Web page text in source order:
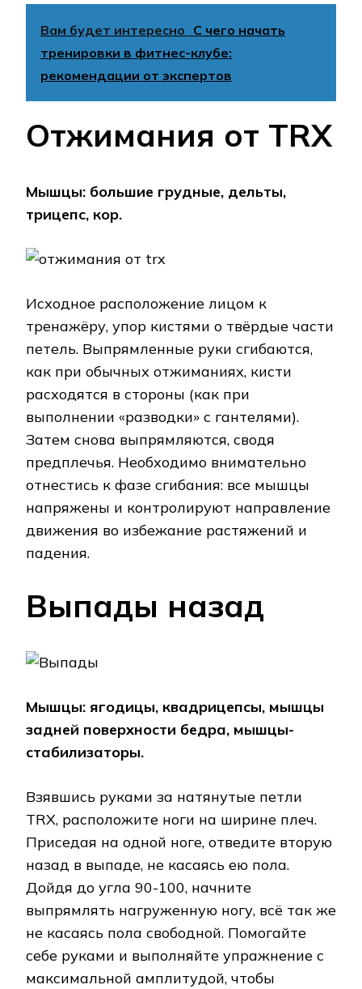
Вам будет интересно С чего начать
тренировки в фитнес-клубе:
рекомендации от экспертов
Отжимания от TRX
Мышцы: большие грудные, дельты,
трицепс, кор.
Исходное расположение лицом к
тренажёру, упор кистями о твёрдые части
петель. Выпрямленные руки сгибаются,
как при обычных отжиманиях, кисти
расходятся в стороны (как при
выполнении «разводки» с гантелями).
Затем снова выпрямляются, сводя
предплечья. Необходимо внимательно
отнестись к фазе сгибания: все мышцы
напряжены и контролируют направление
движения во избежание растяжений и
падения.
Выпады назад
Мышцы: ягодицы, квадрицепсы, мышцы
задней поверхности бедра, мышцы-
стабилизаторы.
Взявшись руками за натянутые петли
TRX, расположите ноги на ширине плеч.
Приседая на одной ноге, отведите вторую
назад в выпаде, не касаясь ею пола.
Дойдя до угла 90-100, начните
выпрямлять нагруженную ногу, всё так же
не касаясь пола свободной. Помогайте
себе руками и выполняйте упражнение с
максимальной амплитудой, чтобы